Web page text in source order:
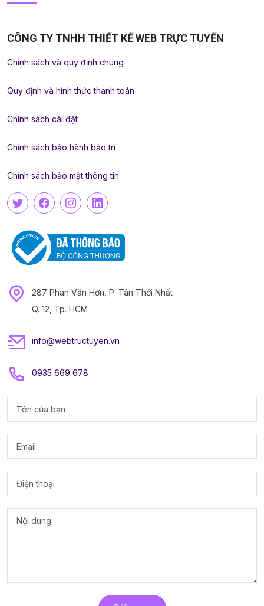
CÔNG TY TNHH THIẾT KẾ WEB TRỰC TUYẾN
Chính sách và quy định chung
Quy định và hình thức thanh toán
Chính sách cài đặt
Chính sách bảo hành bảo trì
Chính sách bảo mật thông tin
287 Phan Văn Hớn, P. Tân Thới Nhất
Q. 12, Tp. HCM
info@webtructuyen.vn
0935 669 678